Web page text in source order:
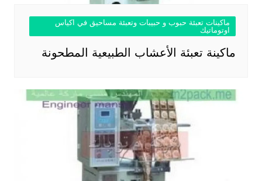
ماكينات تعبئة حبوب و حبيبات وتعبئة مساحيق في اكياس
اوتوماتيك
ماكينة تعبئة الأعشاب الطبيعية المطحونة